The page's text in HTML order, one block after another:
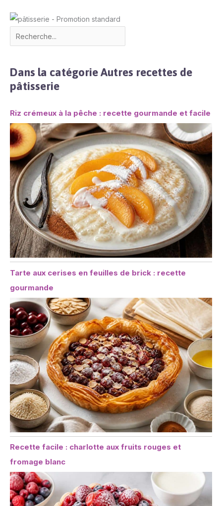
Dans la catégorie Autres recettes de
pâtisserie
Riz crémeux à la pêche : recette gourmande et facile
Tarte aux cerises en feuilles de brick : recette
gourmande
Recette facile : charlotte aux fruits rouges et
fromage blanc